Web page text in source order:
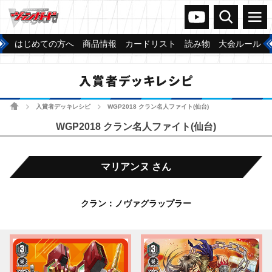
ヴァンガードch
検索 メニュー
はじめての方へ 商品情報 カードリスト 読み物 大会ルール
入賞者デッキレシピ
ホーム 入賞者デッキレシピ WGP2018 クラン名人ファイト(仙台)
WGP2018 クラン名人ファイト(仙台)
マリアンヌ さん
クラン：ノヴァグラップラー